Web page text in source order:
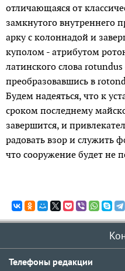
отличающаяся от
замкнутого внутреннего
арку с колоннадой и
куполом - атрибутом
латинского слова
преобразовавшись в
Будем надеяться, что к
сроком последнему
завершится, и
радовать взор и служить
что сооружение будет не
Телефоны редакции